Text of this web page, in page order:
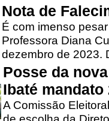
Nota de
É com imenso
Professora Diana
dezembro de 2023.
Posse da
Ibaté mandato
A Comissão